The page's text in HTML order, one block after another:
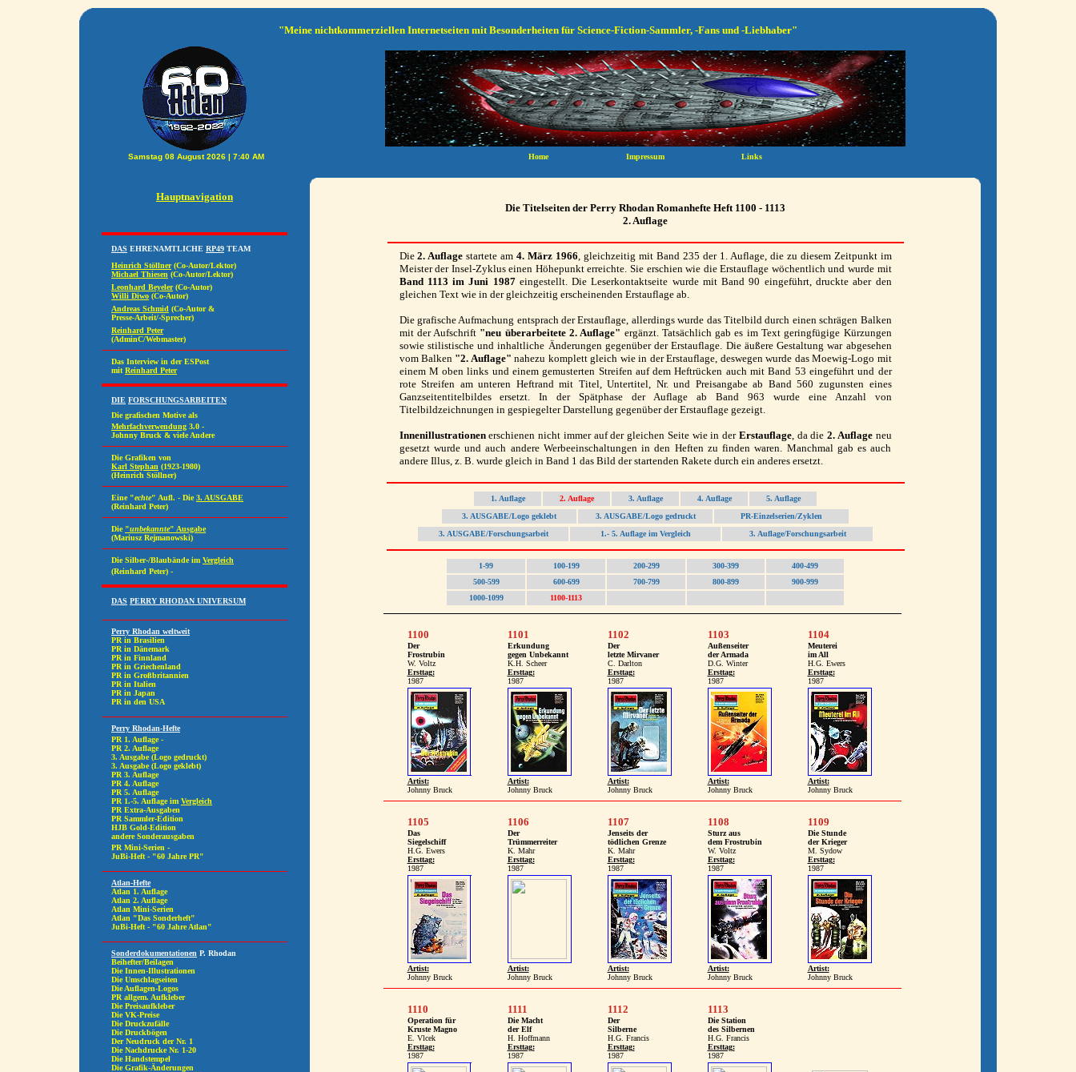
"Meine nichtkommerziellen Internetseiten mit Besonderheiten für Science-Fiction-Sammler, -Fans und -Liebhaber"
Hauptnavigation
Die Titelseiten der Perry Rhodan Romanhefte Heft 1100 - 1113
2. Auflage
Die2. Auflage startete am4. März 1966, gleichzeitig mit Band 235 der 1. Auflage, die zu diesem Zeitpunkt im
Meister der Insel-Zyklus einen Höhepunkt erreichte. Sie erschien wie die Erstauflage wöchentlich und wurde mit
Band 1113 im Juni 1987eingestellt. Die Leserkontaktseite wurde mit Band 90 eingeführt, druckte aber den
gleichen Text wie in der gleichzeitig erscheinenden Erstauflage ab.
Die grafische Aufmachung entsprach der Erstauflage, allerdings wurde das Titelbild durch einen schrägen Balken
mit der Aufschrift "neu überarbeitete 2. Auflage" ergänzt. Tatsächlich gab es im Text geringfügige Kürzungen
sowie stilistische und inhaltliche Änderungen gegenüber der Erstauflage. Die äußere Gestaltung war abgesehen
vom Balken "2. Auflage" nahezu komplett gleich wie in der Erstauflage, deswegen wurde das Moewig-Logo mit
einem M oben links und einem gemusterten Streifen auf dem Heftrücken auch mit Band 53 eingeführt und der
rote Streifen am unteren Heftrand mit Titel, Untertitel, Nr. und Preisangabe ab Band 560 zugunsten eines
Ganzseitentitelbildes ersetzt. In der Spätphase der Auflage ab Band 963 wurde eine Anzahl von
Titelbildzeichnungen in gespiegelter Darstellung gegenüber der Erstauflage gezeigt.
Innenillustrationenerschienen nicht immer auf der gleichen Seite wie in der Erstauflage, da die 2. Auflageneu
gesetzt wurde und auch andere Werbeeinschaltungen in den Heften zu finden waren. Manchmal gab es auch
andere Illus, z. B. wurde gleich in Band 1 das Bild der startenden Rakete durch ein anderes ersetzt.
1. Auflage 2. Auflage 3. Auflage 4. Auflage
5. Auflage
3. AUSGABE/Logo geklebt
3. AUSGABE/Logo gedruckt
PR-Einzelserien/Zyklen
3. AUSGABE/Forschungsarbeit
1.- 5. Auflage im Vergleich 3. Auflage/Forschungsarbeit
1-99 100-199 200-299 300-399
400-499
500-599
600-699 700-799 800-899
900-999
1000-1099
1100-1113
1100 1101 1102 1103 1104
Der
Frostrubin
Erkundung
gegen Unbekannt
Der
letzte Mirvaner
Außenseiter
der Armada
Meuterei
im All
W. Voltz
K.H. Scheer C. Darlton D.G. Winter
H.G. Ewers
Ersttag:
Ersttag: Ersttag: Ersttag:
Ersttag:
1987
1987 1987 1987 1987
Artist: Artist: Artist: Artist:
Artist:
Johnny Bruck
Johnny Bruck Johnny Bruck Johnny Bruck Johnny Bruck
1105 1106 1107 1108 1109
Das
Siegelschiff
Der
Trümmerreiter
Jenseits der
tödlichen Grenze
Sturz aus
dem Frostrubin
Die Stunde
der Krieger
H.G. Ewers
K. Mahr K. Mahr W. Voltz
M. Sydow
Ersttag:
Ersttag: Ersttag: Ersttag:
Ersttag:
1987
1987 1987 1987 1987
Artist: Artist: Artist: Artist:
Artist:
Johnny Bruck
Johnny Bruck Johnny Bruck Johnny Bruck Johnny Bruck
1110 1111 1112 1113
Operation für
Kruste Magno
Die Macht
der Elf
Der
Silberne
Die Station
des Silbernen
E. Vlcek
H. Hoffmann H.G. Francis
H.G. Francis
Ersttag:
Ersttag: Ersttag:
Ersttag:
1987
1987 1987 1987